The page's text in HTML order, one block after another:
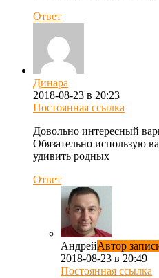
Ответ
Динара
2018-08-23 в 20:23
Постоянная ссылка
Довольно интересный
Обязательно использую
удивить родных
Ответ
АндрейАвтор
2018-08-23 в 20:49
Постоянная ссылка